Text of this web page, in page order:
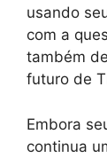
usando
com a
também
futuro de
Embora
continua